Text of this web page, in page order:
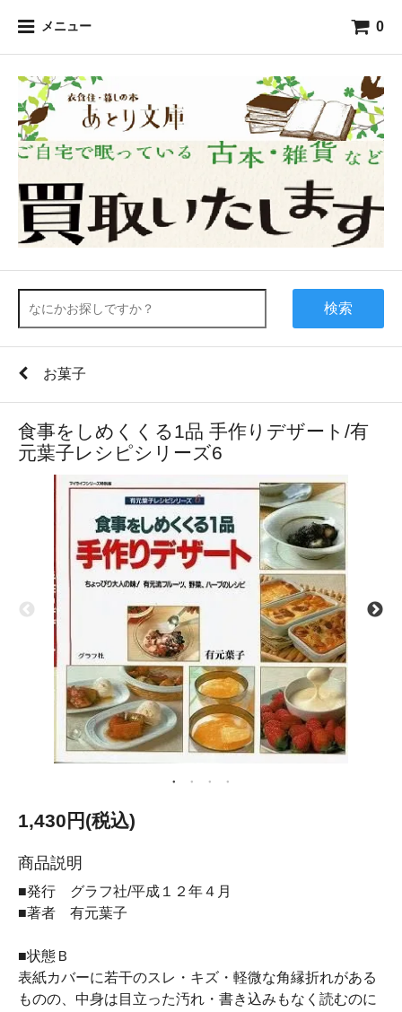
メニュー 0
検索
お菓子
食事をしめくくる1品 手作りデザート/有
元葉子レシピシリーズ6
1,430円(税込)
商品説明
■発行 グラフ社/平成１２年４月
■著者 有元葉子
■状態Ｂ
表紙カバーに若干のスレ・キズ・軽微な角縁折れがある
ものの、中身は目立った汚れ・書き込みもなく読むのに